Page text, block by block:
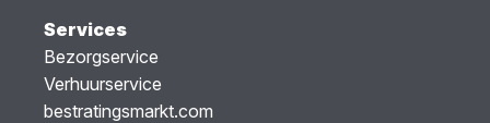
Services
Bezorgservice
Verhuurservice
bestratingsmarkt.com